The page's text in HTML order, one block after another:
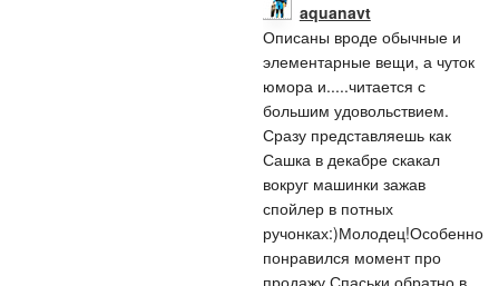
aquanavt
Описаны вроде обычные и
элементарные вещи, а чуток
юмора и.....читается с
большим удовольствием.
Сразу представляешь как
Сашка в декабре скакал
вокруг машинки зажав
спойлер в потных
ручонках:)Молодец!Особенно
понравился момент про